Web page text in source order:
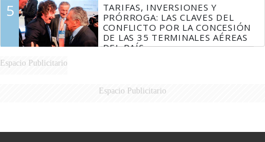
5
TARIFAS, INVERSIONES Y
PRÓRROGA: LAS CLAVES DEL
CONFLICTO POR LA CONCESIÓN
DE LAS 35 TERMINALES AÉREAS
DEL PAÍS
Espacio Publicitario
Espacio Publicitario